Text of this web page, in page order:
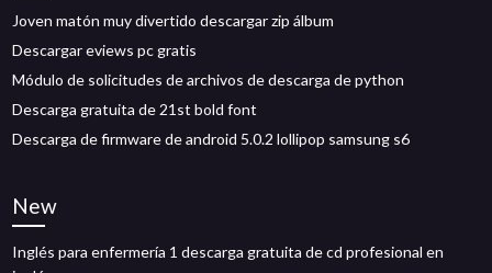
Joven matón muy divertido descargar zip álbum
Descargar eviews pc gratis
Módulo de solicitudes de archivos de descarga de python
Descarga gratuita de 21st bold font
Descarga de firmware de android 5.0.2 lollipop samsung s6
New
Inglés para enfermería 1 descarga gratuita de cd profesional en